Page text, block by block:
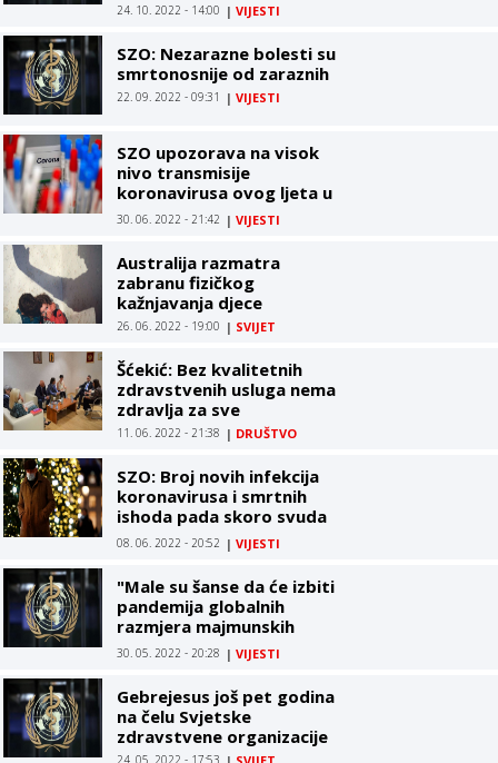
24. 10. 2022 - 14:00 | VIJESTI
SZO: Nezarazne bolesti su
smrtonosnije od zaraznih
22. 09. 2022 - 09:31 | VIJESTI
SZO upozorava na visok
nivo transmisije
koronavirusa ovog ljeta u
Evropi
30. 06. 2022 - 21:42 | VIJESTI
Australija razmatra
zabranu fizičkog
kažnjavanja djece
26. 06. 2022 - 19:00 | SVIJET
Šćekić: Bez kvalitetnih
zdravstvenih usluga nema
zdravlja za sve
11. 06. 2022 - 21:38 | DRUŠTVO
SZO: Broj novih infekcija
koronavirusa i smrtnih
ishoda pada skoro svuda
u svijetu
08. 06. 2022 - 20:52 | VIJESTI
"Male su šanse da će izbiti
pandemija globalnih
razmjera majmunskih
boginja"
30. 05. 2022 - 20:28 | VIJESTI
Gebrejesus još pet godina
na čelu Svjetske
zdravstvene organizacije